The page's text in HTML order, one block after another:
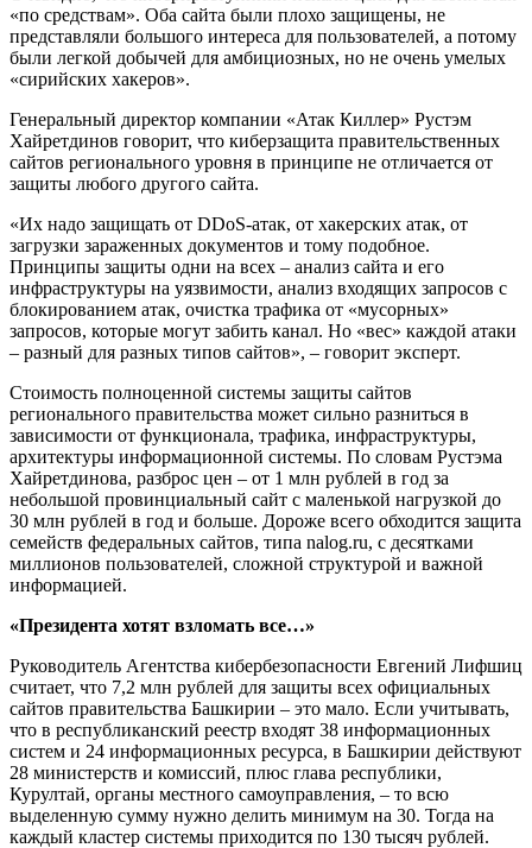
«по средствам». Оба сайта были плохо защищены, не
представляли большого интереса для пользователей, а потому
были легкой добычей для амбициозных, но не очень умелых
«сирийских хакеров».
Генеральный директор компании «Атак Киллер» Рустэм
Хайретдинов говорит, что киберзащита правительственных
сайтов регионального уровня в принципе не отличается от
защиты любого другого сайта.
«Их надо защищать от DDoS-атак, от хакерских атак, от
загрузки зараженных документов и тому подобное.
Принципы защиты одни на всех – анализ сайта и его
инфраструктуры на уязвимости, анализ входящих запросов с
блокированием атак, очистка трафика от «мусорных»
запросов, которые могут забить канал. Но «вес» каждой атаки
– разный для разных типов сайтов», – говорит эксперт.
Стоимость полноценной системы защиты сайтов
регионального правительства может сильно разниться в
зависимости от функционала, трафика, инфраструктуры,
архитектуры информационной системы. По словам Рустэма
Хайретдинова, разброс цен – от 1 млн рублей в год за
небольшой провинциальный сайт с маленькой нагрузкой до
30 млн рублей в год и больше. Дороже всего обходится защита
семейств федеральных сайтов, типа nalog.ru, с десятками
миллионов пользователей, сложной структурой и важной
информацией.
«Президента хотят взломать все…»
Руководитель Агентства кибербезопасности Евгений Лифшиц
считает, что 7,2 млн рублей для защиты всех официальных
сайтов правительства Башкирии – это мало. Если учитывать,
что в республиканский реестр входят 38 информационных
систем и 24 информационных ресурса, в Башкирии действуют
28 министерств и комиссий, плюс глава республики,
Курултай, органы местного самоуправления, – то всю
выделенную сумму нужно делить минимум на 30. Тогда на
каждый кластер системы приходится по 130 тысяч рублей.